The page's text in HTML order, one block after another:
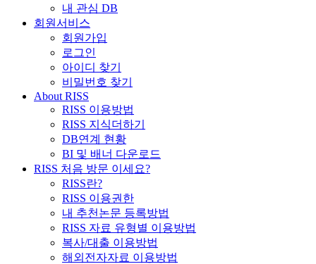
내 관심 DB
회원서비스
회원가입
로그인
아이디 찾기
비밀번호 찾기
About RISS
RISS 이용방법
RISS 지식더하기
DB연계 현황
BI 및 배너 다운로드
RISS 처음 방문 이세요?
RISS란?
RISS 이용권한
내 추천논문 등록방법
RISS 자료 유형별 이용방법
복사/대출 이용방법
해외전자자료 이용방법